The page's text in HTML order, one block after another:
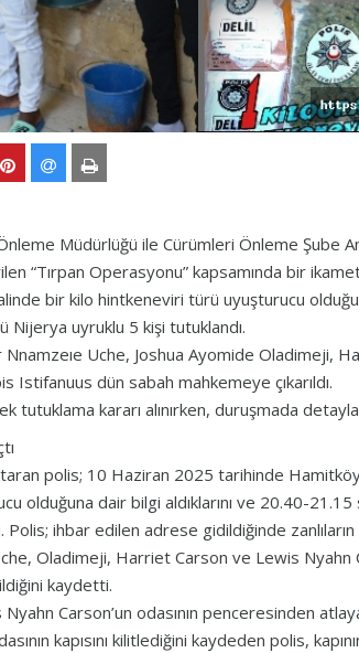
Önleme Müdürlüğü ile Cürümleri Önleme Şube
“Tırpan Operasyonu” kapsamında bir
bir kilo hintkeneviri türü uyuşturucu
Nijerya uyruklu 5 kişi tutuklandı.
Uche, Joshua Ayomide Oladimeji,
Istifanuus dün sabah mahkemeye çıkarıldı.
tutuklama kararı alınırken, duruşmada
polis; 10 Haziran 2025 tarihinde
olduğuna dair bilgi aldıklarını ve 20.40-
ihbar edilen adrese gidildiğinde zanlıların
Oladimeji, Harriet Carson ve Lewis Nyahn
kaydetti.
Carson’un odasının penceresinden
kapısını kilitlediğini kaydeden polis,